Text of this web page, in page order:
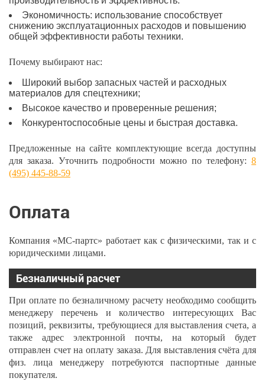
Экономичность: использование способствует
снижению эксплуатационных расходов и повышению
общей эффективности работы техники.
Почему выбирают нас:
Широкий выбор запасных частей и расходных
материалов для спецтехники;
Высокое качество и проверенные решения;
Конкурентоспособные цены и быстрая доставка.
Предложенные на сайте комплектующие всегда доступны
для заказа. Уточнить подробности можно по телефону: 8
(495) 445-88-59
Оплата
Компания «МС-партс» работает как с физическими, так и с
юридическими лицами.
Безналичный расчет
При оплате по безналичному расчету необходимо сообщить
менеджеру перечень и количество интересующих Вас
позиций, реквизиты, требующиеся для выставления счета, а
также адрес электронной почты, на который будет
отправлен счет на оплату заказа. Для выставления счёта для
физ. лица менеджеру потребуются паспортные данные
покупателя.